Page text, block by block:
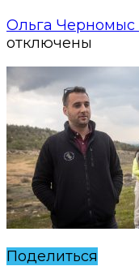
Ольга Черномыс
отключены
Поделиться